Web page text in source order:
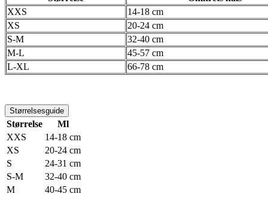
XXS
14-18 cm
XS
20-24 cm
S-M
32-40 cm
M-L
45-57 cm
L-XL
66-78 cm
Størrelsesguide
Størrelse
Ml
XXS
14-18 cm
XS
20-24 cm
S
24-31 cm
S-M
32-40 cm
M
40-45 cm